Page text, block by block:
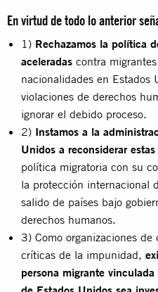
En virtud de todo lo anterior
1) Rechazamos la política
aceleradas contra
nacionalidades en Estados
violaciones de derechos
ignorar el debido proceso.
2) Instamos a la
Unidos a reconsiderar
política migratoria con su
la protección internacional
salido de países bajo
derechos humanos.
3) Como organizaciones de
críticas de la impunidad,
persona migrante